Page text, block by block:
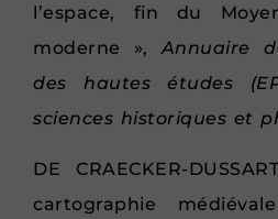
l’espace, fin du
moderne », Annuaire
des hautes études
sciences historiques et
DE CRAECKER-
cartographie